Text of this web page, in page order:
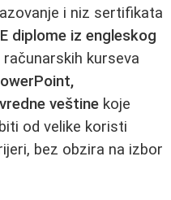
i niz sertifikata
diplome iz engleskog
računarskih kurseva
veštine koje
od velike koristi
bez obzira na izbor